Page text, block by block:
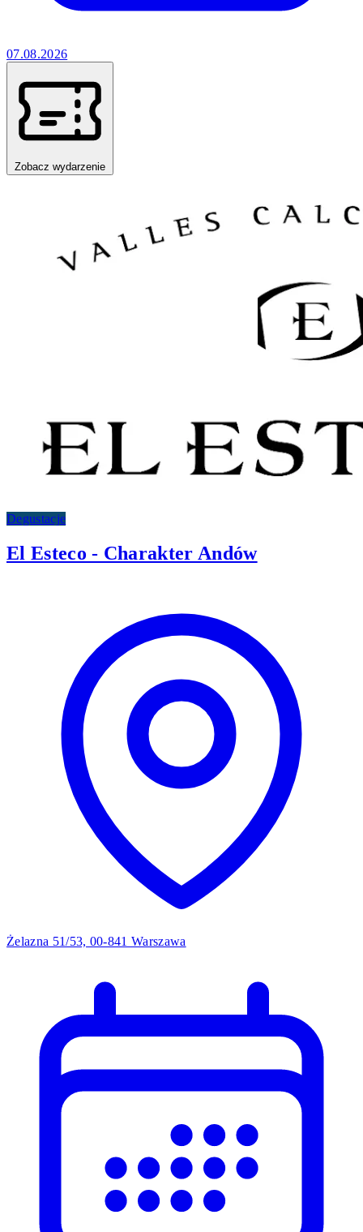
07.08.2026
Zobacz wydarzenie
Degustacje
El Esteco - Charakter Andów
Żelazna 51/53, 00-841 Warszawa